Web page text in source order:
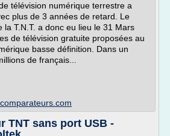
télévision numérique terrestre a
plus de 3 années de retard. Le
la T.N.T. a donc eu lieu le 31 Mars
de télévision gratuite proposées au
basse définition. Dans un
de français...
TNT sans port USB -